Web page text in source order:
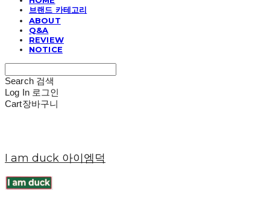
브랜드 카테고리
ABOUT
Q&A
REVIEW
NOTICE
Search 검색
Log In 로그인
Cart장바구니
I am duck 아이엠덕